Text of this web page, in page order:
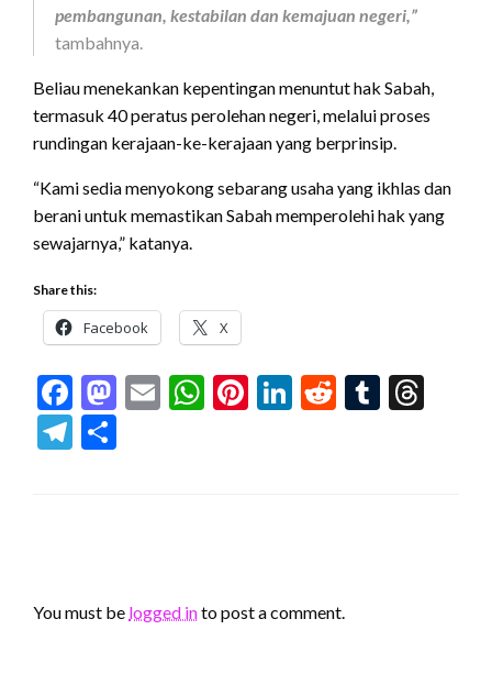
pembangunan, kestabilan dan kemajuan negeri,”
tambahnya.
Beliau menekankan kepentingan menuntut hak Sabah,
termasuk 40 peratus perolehan negeri, melalui proses
rundingan kerajaan-ke-kerajaan yang berprinsip.
“Kami sedia menyokong sebarang usaha yang ikhlas dan
berani untuk memastikan Sabah memperolehi hak yang
sewajarnya,” katanya.
Share this:
Facebook X
Facebook
Mastodon
EmailWhatsApp
Pinterest
LinkedIn
RedditTumblr
Telegram
You must be logged into post a comment.